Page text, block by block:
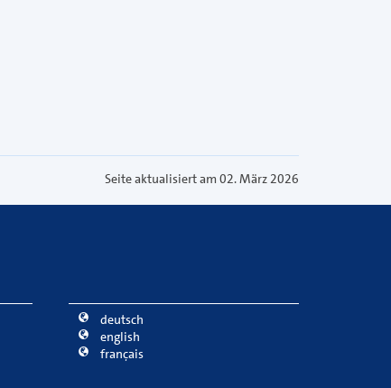
Seite aktualisiert am 02. März 2026
deutsch
english
français